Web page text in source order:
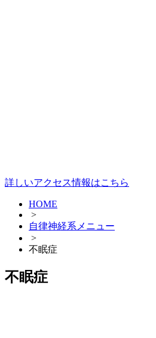
詳しいアクセス情報はこちら
HOME
>
自律神経系メニュー
>
不眠症
不眠症